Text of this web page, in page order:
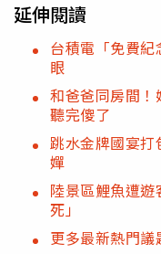
延伸閱讀
台積電「免費
眼
和爸爸同房間
聽完傻了
跳水金牌國宴
嬋
陸景區鯉魚遭
死」
更多最新熱門議